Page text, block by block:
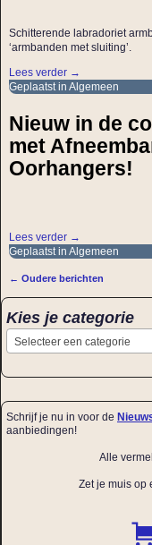
Schitterende labradoriet
‘armbanden met sluiting’.
Lees verder →
Geplaatst in Algemeen
Nieuw in de
met
Oorhangers!
Lees verder →
Geplaatst in Algemeen
Bericht navigatie
← Oudere berichten
Kies je categorie
Selecteer een categorie
Schrijf je nu in voor de
aanbiedingen!
Alle
Zet je muis op